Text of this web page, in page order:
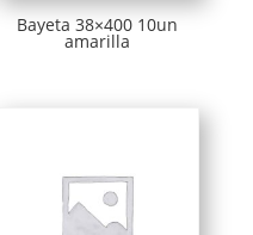
Bayeta 38×400 10un
amarilla